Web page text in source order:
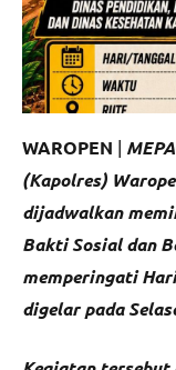
WAROPEN |
(Kapolres)
dijadwalkan
Bakti Sosial dan
memperingati
digelar pada